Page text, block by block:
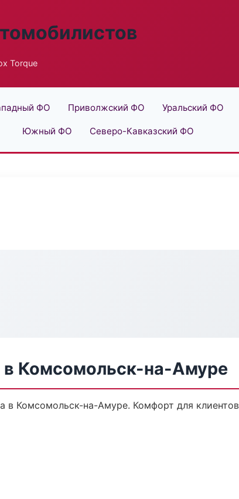
Torque
ФО Приволжский ФО Уральский ФО
Южный ФО Северо-Кавказский ФО
в Комсомольск-на-Амуре
Комсомольск-на-Амуре. Комфорт для